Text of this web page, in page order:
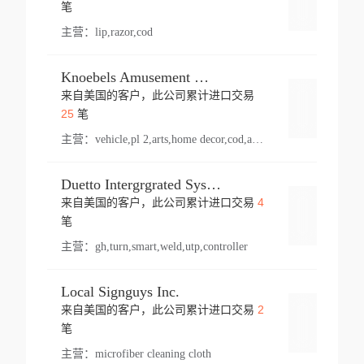
笔
主营： lip,razor,cod
Knoebels Amusement Resort
来自美国的客户，此公司累计进口交易
25笔
主营： vehicle,pl 2,arts,home decor,cod,amusement ride,sea
Duetto Intergrgrated Systems Inc.
来自美国的客户，此公司累计进口交易 4
笔
主营： gh,turn,smart,weld,utp,controller
Local Signguys Inc.
来自美国的客户，此公司累计进口交易 2
笔
主营： microfiber cleaning cloth